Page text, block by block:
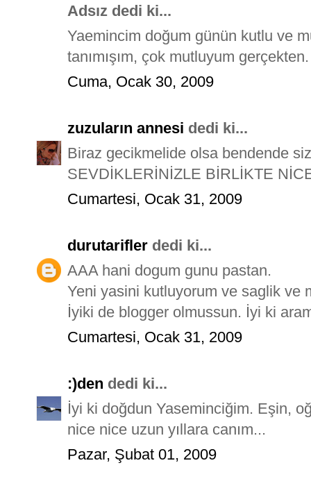
Adsız dedi ki...
Yaemincim doğum günün kutlu ve
tanımışım, çok mutluyum gerçekten.
Cuma, Ocak 30, 2009
zuzuların annesi dedi ki...
Biraz gecikmelide olsa bendende
SEVDİKLERİNİZLE BİRLİKTE
Cumartesi, Ocak 31, 2009
durutarifler dedi ki...
AAA hani dogum gunu pastan.
Yeni yasini kutluyorum ve saglik ve
İyiki de blogger olmussun. İyi ki
Cumartesi, Ocak 31, 2009
:)den dedi ki...
İyi ki doğdun Yaseminciğim. Eşin,
nice nice uzun yıllara canım...
Pazar, Şubat 01, 2009